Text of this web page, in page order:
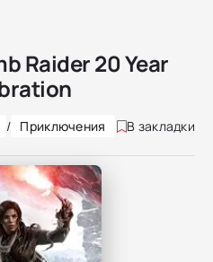
Raider 20 Year
/ Приключения В закладки